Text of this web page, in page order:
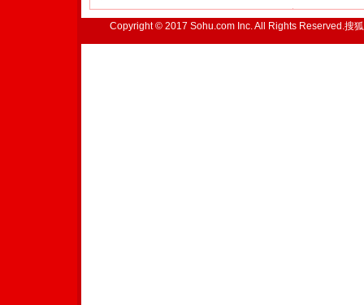
Copyright © 2017 Sohu.com Inc. All Rights Reserved.搜